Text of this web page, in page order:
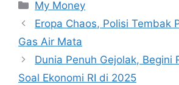
Kategori
My Money
Eropa Chaos, Polisi Tembak
Gas Air Mata
Dunia Penuh Gejolak, Begini
Soal Ekonomi RI di 2025